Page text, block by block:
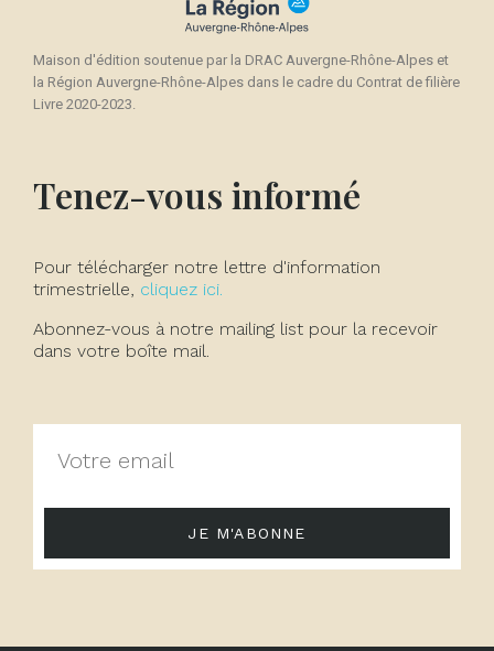
Maison d'édition soutenue par la DRAC Auvergne-Rhône-Alpes et
la Région Auvergne-Rhône-Alpes dans le cadre du Contrat de filière
Livre 2020-2023.
Tenez-vous informé
Pour télécharger notre lettre d'information
trimestrielle, cliquez ici.
Abonnez-vous à notre mailing list pour la recevoir
dans votre boîte mail.
JE M'ABONNE